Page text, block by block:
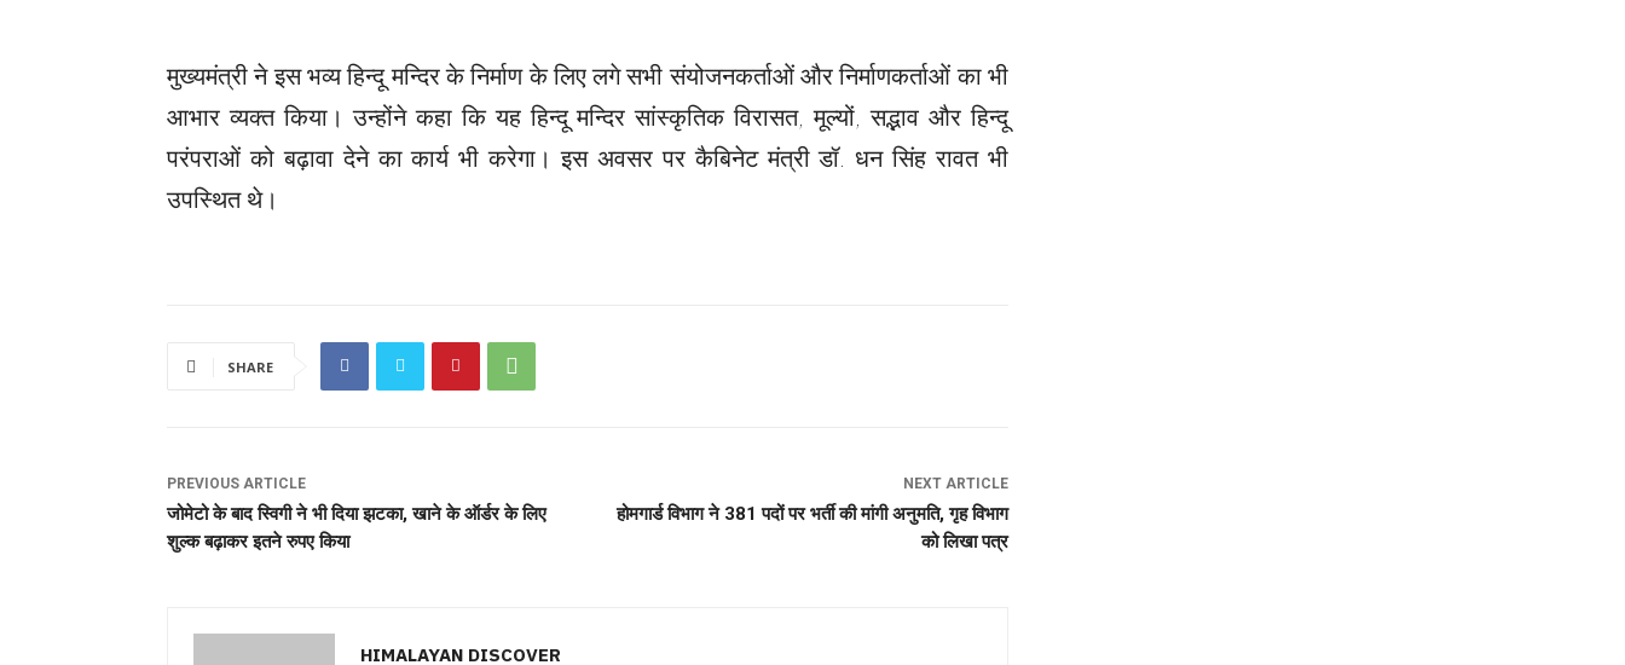
मुख्यमंत्री ने इस भव्य हिन्दू मन्दिर के निर्माण के लिए लगे सभी संयोजनकर्ताओं और निर्माणकर्ताओं का भी
आभार व्यक्त किया। उन्होंने कहा कि यह हिन्दू मन्दिर सांस्कृतिक विरासत, मूल्यों, सद्भाव और हिन्दू
परंपराओं को बढ़ावा देने का कार्य भी करेगा। इस अवसर पर कैबिनेट मंत्री डॉ. धन सिंह रावत भी
उपस्थित थे।
SHARE
PREVIOUS ARTICLE
जोमेटो के बाद स्विगी ने भी दिया झटका, खाने के ऑर्डर के लिए
शुल्क बढ़ाकर इतने रुपए किया
NEXT ARTICLE
होमगार्ड विभाग ने 381 पदों पर भर्ती की मांगी अनुमति, गृह विभाग
को लिखा पत्र
HIMALAYAN DISCOVER